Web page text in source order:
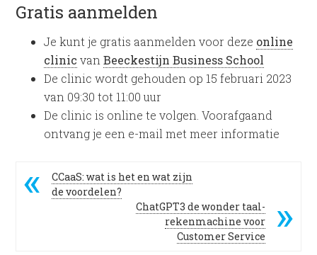
Gratis aanmelden
Je kunt je gratis aanmelden voor deze online
clinic vanBeeckestijn Business School
De clinic wordt gehouden op 15 februari 2023
van 09:30 tot 11:00 uur
De clinic is online te volgen. Voorafgaand
ontvang je een e-mail met meer informatie
CCaaS: wat is het en wat zijn
de voordelen?
ChatGPT3 de wonder taal-
rekenmachine voor
Customer Service